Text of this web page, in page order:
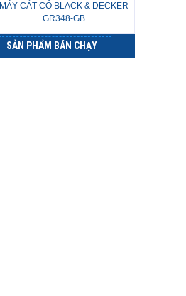
MÁY CẮT CỎ BLACK & DECKER
GR348-GB
SẢN PHẨM BÁN CHẠY